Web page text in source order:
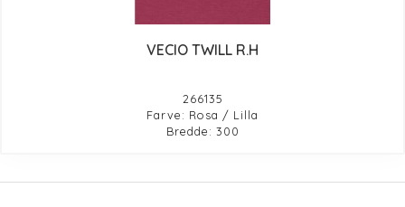
VECIO TWILL R.H
266135
Farve: Rosa / Lilla
Bredde: 300